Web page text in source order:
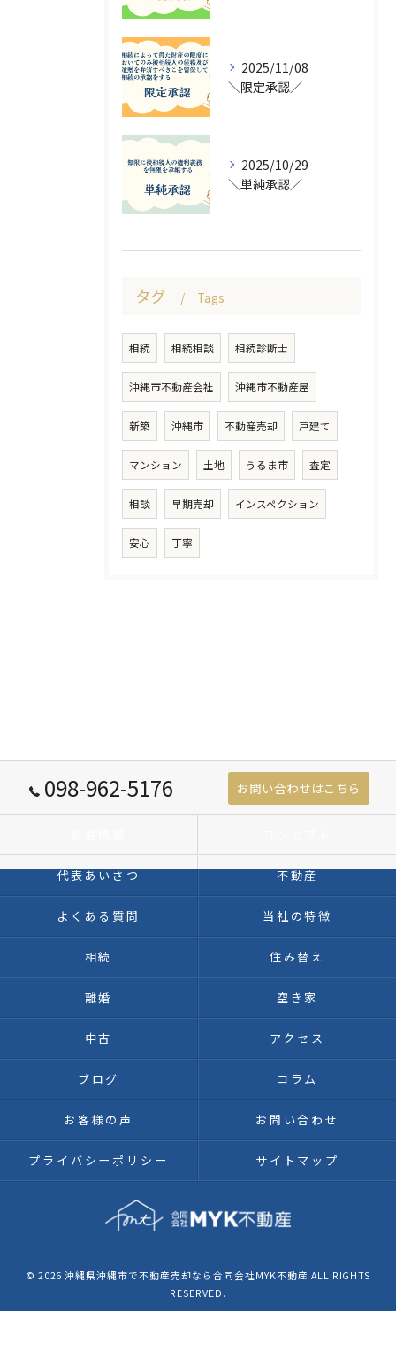
2025/11/08
＼限定承認／
2025/10/29
＼単純承認／
タグ Tags
相続 相続相談 相続診断士
沖縄市不動産会社 沖縄市不動産屋
新築 沖縄市 不動産売却 戸建て
マンション 土地 うるま市 査定
相談 早期売却 インスペクション
安心 丁寧
098-962-5176 お問い合わせはこちら
代表あいさつ 不動産
よくある質問 当社の特徴
相続 住み替え
離婚 空き家
中古 アクセス
ブログ コラム
お客様の声 お問い合わせ
プライバシーポリシー サイトマップ
© 2026 沖縄県沖縄市で不動産売却なら合同会社MYK不動産 ALL RIGHTS
RESERVED.